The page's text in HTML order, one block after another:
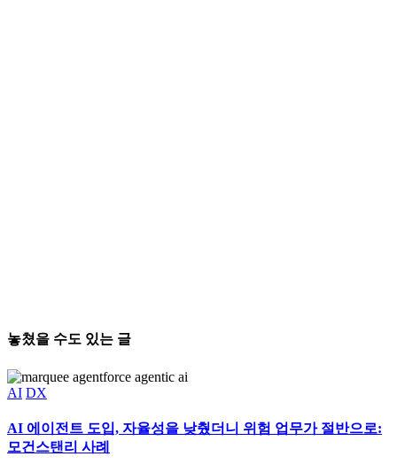
놓쳤을 수도 있는 글
AI DX
AI 에이전트 도입, 자율성을 낮췄더니 위험 업무가 절반으로:
모건스탠리 사례